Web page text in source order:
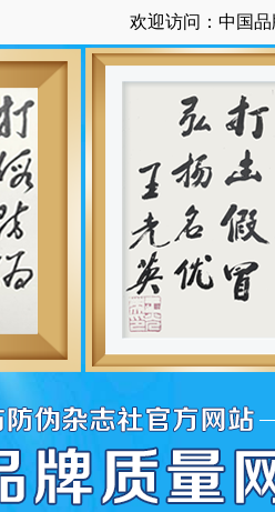
欢迎访问：中国品牌质